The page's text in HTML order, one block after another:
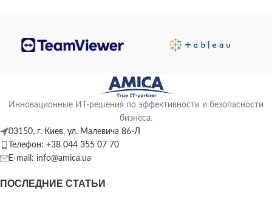
Инновационные ИТ-решения по эффективности и безопасности
бизнеса.
03150, г. Киев, ул. Малевича 86-Л
Телефон: +38 044 355 07 70
E-mail: info@amica.ua
ПОСЛЕДНИЕ СТАТЬИ